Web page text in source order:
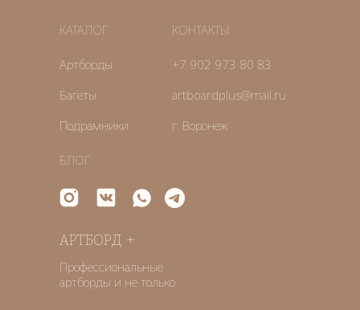
АРТБОРД +
Профессиональные
артборды и не только
КАТАЛОГ КОНТАКТЫ
Артборды
Багеты
Подрамники
+7 902 973 80 83
artboardplus@mail.ru
г. Воронеж
БЛОГ